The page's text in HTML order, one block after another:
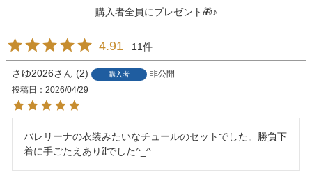
購入者全員にプレゼント🎁♪
4.91 11
さゆ2026 2 購入者
非公開
投稿日
2026/04/29
バレリーナの衣装みたいなチュールのセットでした。勝負下
着に手ごたえあり⁈でした^_^